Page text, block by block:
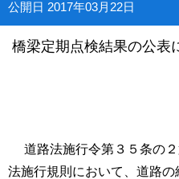
公開日 2017年03月22日
橋梁定期点検結果の公表
道路法施行令第３５条の
法施行規則において、道路の